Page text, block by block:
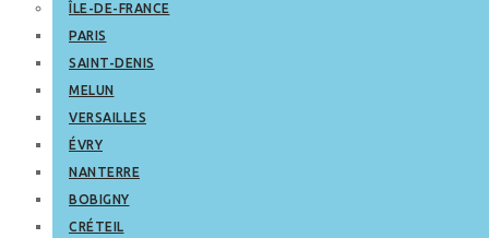
ÎLE-DE-FRANCE
PARIS
SAINT-DENIS
MELUN
VERSAILLES
ÉVRY
NANTERRE
BOBIGNY
CRÉTEIL